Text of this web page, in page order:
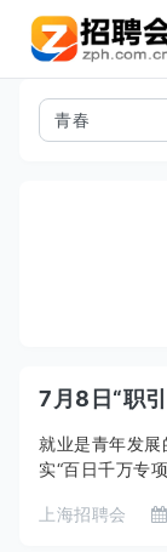
就业是青年发
实“百日千万专
上海招聘会